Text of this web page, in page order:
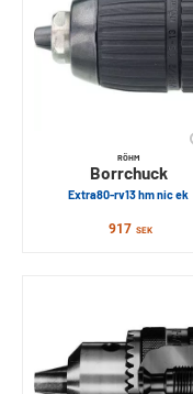
RÖHM
Borrchuck
Extra80-rv13 hm nic ek
917 SEK